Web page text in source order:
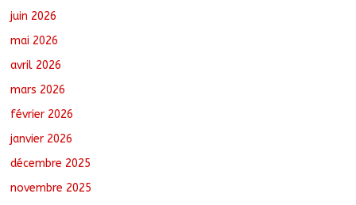
juin 2026
mai 2026
avril 2026
mars 2026
février 2026
janvier 2026
décembre 2025
novembre 2025